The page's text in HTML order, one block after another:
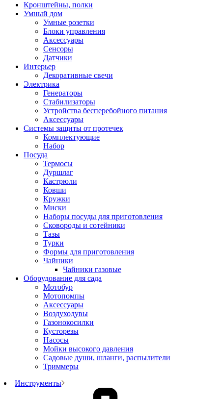
Кронштейны, полки
Умный дом
Умные розетки
Блоки управления
Аксессуары
Сенсоры
Датчики
Интерьер
Декоративные свечи
Электрика
Генераторы
Стабилизаторы
Устройства бесперебойного питания
Аксессуары
Системы защиты от протечек
Комплектующие
Набор
Посуда
Термосы
Дуршлаг
Кастрюли
Ковши
Кружки
Миски
Наборы посуды для приготовления
Сковороды и сотейники
Тазы
Турки
Формы для приготовления
Чайники
Чайники газовые
Оборудование для сада
Мотобур
Мотопомпы
Аксессуары
Воздуходувы
Газонокосилки
Кусторезы
Насосы
Мойки высокого давления
Садовые души, шланги, распылители
Триммеры
Инструменты